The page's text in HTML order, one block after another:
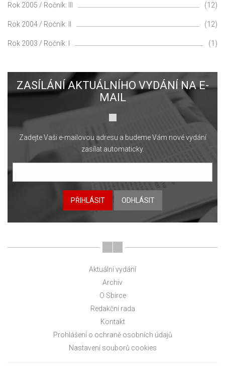
Rok 2005 / Ročník: III (12)
Rok 2004 / Ročník: II (12)
Rok 2003 / Ročník: I (1)
ZASÍLÁNÍ AKTUÁLNÍHO VYDÁNÍ NA E-
MAIL
Zadejte Vaši e-mailovou adresu a budeme Vám nové vydání
zasílat automaticky.
PŘIHLÁSIT ODHLÁSIT
Aktuální vydání
Archiv
O Sbírce
Redakční rada
Kontakt
Prohlášení o ochraně osobních údajů
Nastavení souborů cookies